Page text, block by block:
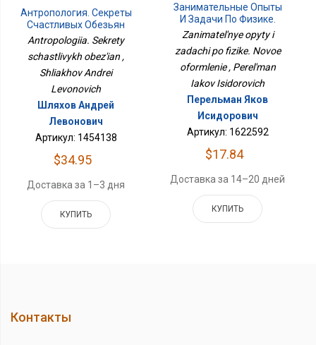
Антропология. Секреты
Счастливых Обезьян
Antropologiia. Sekrety
schastlivykh obez'ian ,
Shliakhov Andrei
Levonovich
Шляхов Андрей
Левонович
Артикул: 1454138
$34.95
Доставка за 1–3 дня
КУПИТЬ
Занимательные Опыты
И Задачи По Физике.
Новое Оформление
Zanimatel'nye opyty i
zadachi po fizike. Novoe
oformlenie , Perel'man
Iakov Isidorovich
Перельман Яков
Исидорович
Артикул: 1622592
$17.84
Доставка за 14–20 дней
КУПИТЬ
Контакты